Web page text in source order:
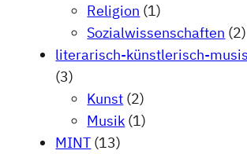
Religion (1)
Sozialwissenschaften (2)
literarisch-künstlerisch-
(3)
Kunst (2)
Musik (1)
MINT (13)